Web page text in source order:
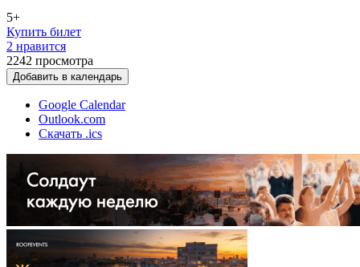
5+
Купить билет
2 нравится
2242 просмотра
Добавить в календарь
Google Calendar
Outlook.com
Скачать .ics